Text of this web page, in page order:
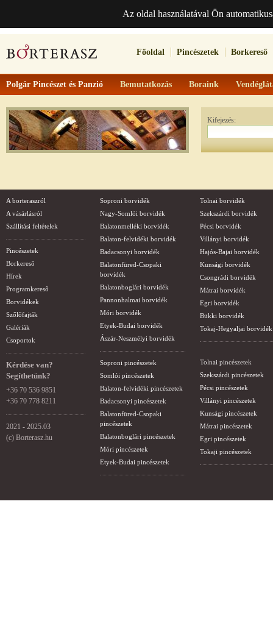
Az oldal használatával Ön
Főoldal Pincészetek Borkereső
Polgár Pincészet és Panzió Bemutatkozás Boraink
Kifejezés:
A borteraszról
A vásárlásról
Szállítási feltételek
Pincészetek
Borkereső
Hírek
Programkereső
Borvidékek
Szőlőfajták
Galériák
Csoportok
Kérdése van?
Segíthetünk?
+36 70 536 9851
+36 70 778 8211
2021 - 2025.03
(c) Borterasz.hu
Soproni borvidék
Nagy-Somlói borvidék
Balatonmelléki borvidék
Balaton-felvidéki borvidék
Badacsonyi borvidék
Balatonfüred-Csopaki
borvidék
Balatonboglári borvidék
Pannonhalmai borvidék
Móri borvidék
Etyek-Budai borvidék
Ászár-Neszmélyi borvidék
Soproni pincészetek
Somlói pincészetek
Balaton-felvidéki pincészetek
Badacsonyi pincészetek
Balatonfüred-Csopaki
pincészetek
Balatonboglári pincészetek
Móri pincészetek
Etyek-Budai pincészetek
Tolnai borvidék
Szekszárdi borvidék
Pécsi borvidék
Villányi borvidék
Hajós-Bajai borvidék
Kunsági borvidék
Csongrádi borvidék
Mátrai borvidék
Egri borvidék
Bükki borvidék
Tokaj-Hegyaljai borvidék
Tolnai pincészetek
Szekszárdi pincészetek
Pécsi pincészetek
Villányi pincészetek
Kunsági pincészetek
Mátrai pincészetek
Egri pincészetek
Tokaji pincészetek